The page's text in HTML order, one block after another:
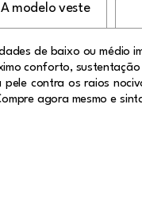
A modelo veste
de baixo ou médio
conforto,
pele contra os raios
agora mesmo e